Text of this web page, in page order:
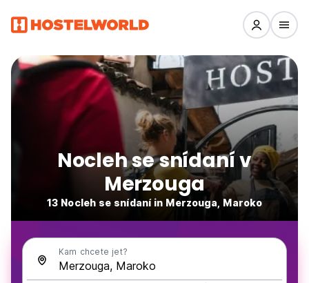
Nocleh se snídaní v
Merzouga
13 Nocleh se snídaní in Merzouga, Maroko
Kam chcete jet?